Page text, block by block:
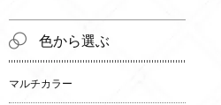
色から選ぶ
マルチカラー